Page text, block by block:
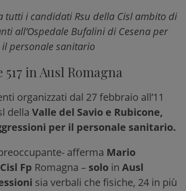
tutti i candidati Rsu della Cisl ambito di
all’Ospedale Bufalini di Cesena per
personale sanitario
in Ausl Romagna
organizzati dal 27 febbraio all’11
della Valle del Savio e Rubicone,
per il personale sanitario.
afferma Mario
Cisl Fp Romagna – solo in Ausl
sia verbali che fisiche, 24 in più